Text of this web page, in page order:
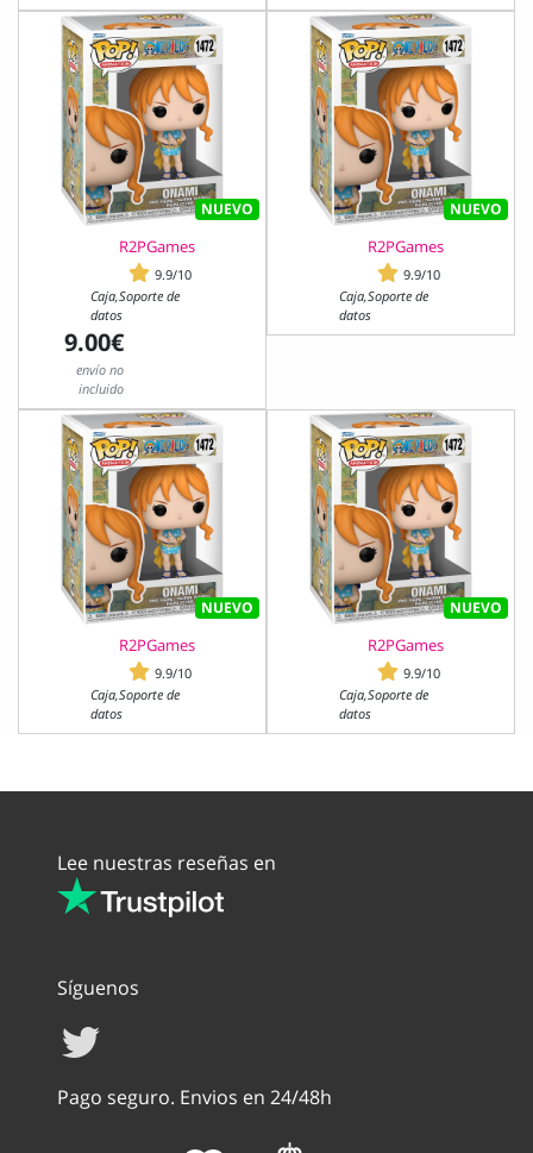
NUEVO
R2PGames
9.9/10
Caja,Soporte de
datos
9.00€
envío no
incluido
NUEVO
R2PGames
9.9/10
Caja,Soporte de
datos
NUEVO
R2PGames
9.9/10
Caja,Soporte de
datos
NUEVO
R2PGames
9.9/10
Caja,Soporte de
datos
Lee nuestras reseñas en
Síguenos
Pago seguro. Envios en 24/48h